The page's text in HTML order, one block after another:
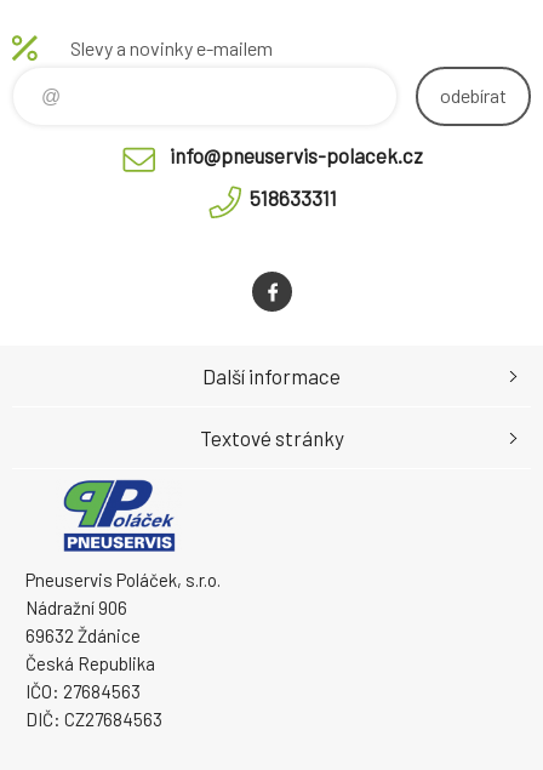
Slevy a novinky e-mailem
odebírat
info@pneuservis-polacek.cz
518633311
Pneuservis Poláček, s.r.o.
Nádražní 906
69632 Ždánice
Česká Republika
IČO: 27684563
DIČ: CZ27684563
Další informace
Textové stránky